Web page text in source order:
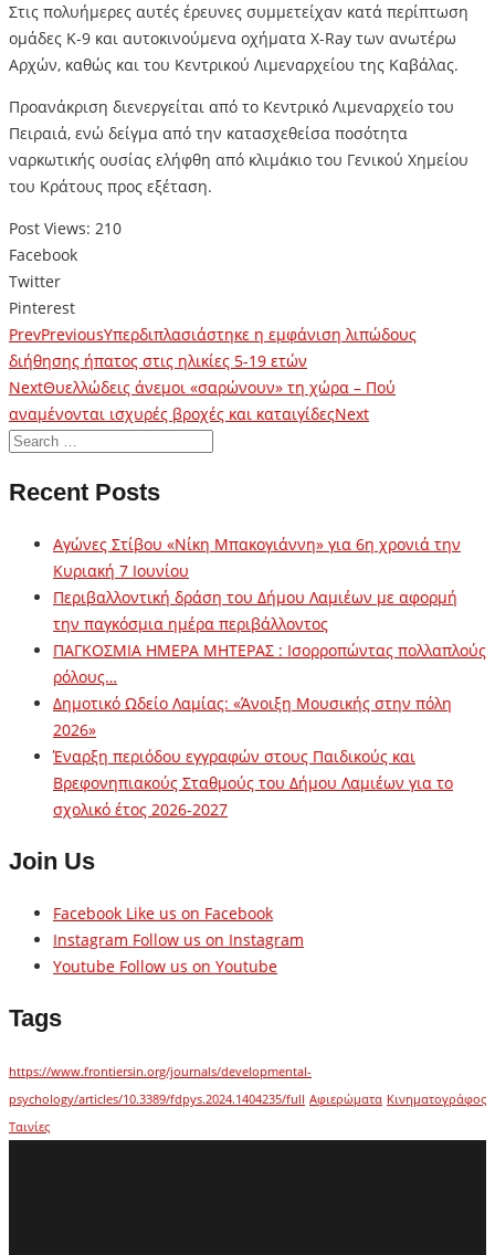
Στις πολυήμερες αυτές έρευνες συμμετείχαν κατά περίπτωση
ομάδες Κ-9 και αυτοκινούμενα οχήματα X-Ray των ανωτέρω
Αρχών, καθώς και του Κεντρικού Λιμεναρχείου της Καβάλας.
Προανάκριση διενεργείται από το Κεντρικό Λιμεναρχείο του
Πειραιά, ενώ δείγμα από την κατασχεθείσα ποσότητα
ναρκωτικής ουσίας ελήφθη από κλιμάκιο του Γενικού Χημείου
του Κράτους προς εξέταση.
Post Views: 210
Facebook
Twitter
Pinterest
PrevPreviousΥπερδιπλασιάστηκε η εμφάνιση λιπώδους
διήθησης ήπατος στις ηλικίες 5-19 ετών
NextΘυελλώδεις άνεμοι «σαρώνουν» τη χώρα – Πού
αναμένονται ισχυρές βροχές και καταιγίδεςNext
Recent Posts
Αγώνες Στίβου «Νίκη Μπακογιάννη» για 6η χρονιά την
Κυριακή 7 Ιουνίου
Περιβαλλοντική δράση του Δήμου Λαμιέων με αφορμή
την παγκόσμια ημέρα περιβάλλοντος
ΠΑΓΚΟΣΜΙΑ ΗΜΕΡΑ ΜΗΤΕΡΑΣ : Ισορροπώντας πολλαπλούς
ρόλους…
Δημοτικό Ωδείο Λαμίας: «Άνοιξη Μουσικής στην πόλη
2026»
Έναρξη περιόδου εγγραφών στους Παιδικούς και
Βρεφονηπιακούς Σταθμούς του Δήμου Λαμιέων για το
σχολικό έτος 2026-2027
Join Us
Facebook Like us on Facebook
Instagram Follow us on Instagram
Youtube Follow us on Youtube
Tags
https://www.frontiersin.org/journals/developmental-
psychology/articles/10.3389/fdpys.2024.1404235/full Αφιερώματα Κινηματογράφος
Ταινίες